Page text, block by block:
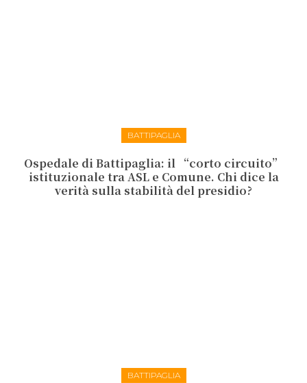
BATTIPAGLIA
Ospedale di Battipaglia: il “corto circuito”
istituzionale tra ASL e Comune. Chi dice la
verità sulla stabilità del presidio?
BATTIPAGLIA